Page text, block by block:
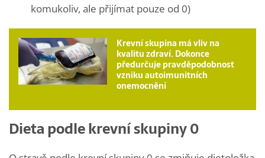
komukoliv, ale přijímat pouze od 0)
Krevní skupina má vliv na
kvalitu zdraví. Dokonce
předurčuje pravděpodobnost
vzniku autoimunitních
onemocnění
Dieta podle krevní skupiny 0